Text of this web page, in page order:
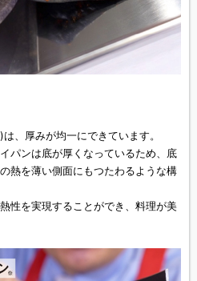
、厚みが均一にできています。
パンは底が厚くなっているため、底
熱を薄い側面にもつたわるような構
性を実現することができ、料理が美